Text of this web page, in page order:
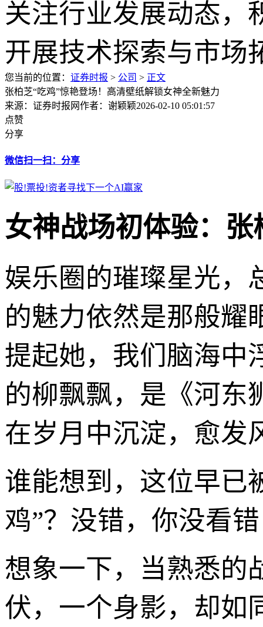
您当前的位置： 证券时报 > 公司 > 正文
张柏芝“吃鸡”惊艳登场！高清壁纸解锁女神全新魅力
来源：证券时报网作者：谢颖颖2026-02-10 05:01:57
点赞
分享
微信扫一扫：分享
女神战场初体验：
娱乐圈的璀璨星光，
的魅力依然是那般耀
提起她，我们脑海中
的柳飘飘，是《河东
在岁月中沉淀，愈发
谁能想到，这位早已
鸡”？没错，你没看
想象一下，当熟悉的
伏，一个身影，却如